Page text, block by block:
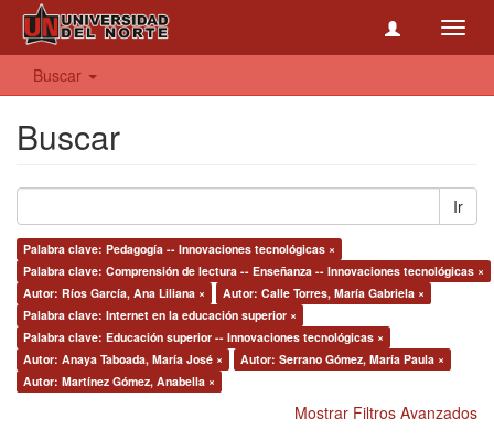
Buscar
Buscar
Ir
Palabra clave: Pedagogía -- Innovaciones tecnológicas ×
Palabra clave: Comprensión de lectura -- Enseñanza -- Innovaciones tecnológicas ×
Autor: Ríos García, Ana Liliana ×
Autor: Calle Torres, María Gabriela ×
Palabra clave: Internet en la educación superior ×
Palabra clave: Educación superior -- Innovaciones tecnológicas ×
Autor: Anaya Taboada, María José ×
Autor: Serrano Gómez, María Paula ×
Autor: Martínez Gómez, Anabella ×
Mostrar Filtros Avanzados